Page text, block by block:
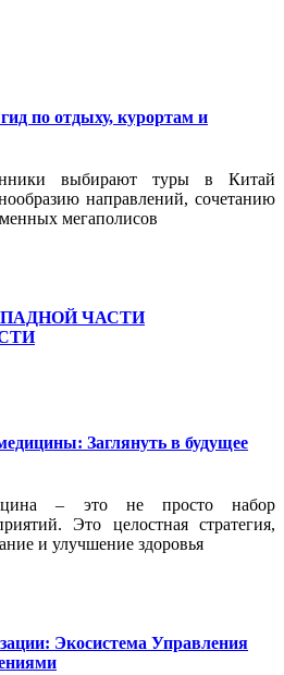
по отдыху, курортам и
выбирают туры в Китай
направлений, сочетанию
мегаполисов
ЧАСТИ
Заглянуть в будущее
– это не просто набор
Это целостная стратегия,
и улучшение здоровья
Экосистема Управления